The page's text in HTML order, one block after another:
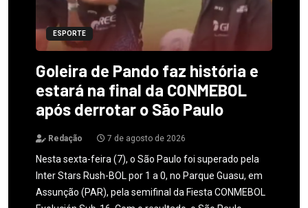
ESPORTE
Goleira de Pando faz história e
estará na final da CONMEBOL
após derrotar o São Paulo
Redação 7 de agosto de 2026
Nesta sexta-feira (7), o São Paulo foi superado pela
Inter Stars Rush-BOL por 1 a 0, no Parque Guasu, em
Assunção (PAR), pela semifinal da Fiesta CONMEBOL